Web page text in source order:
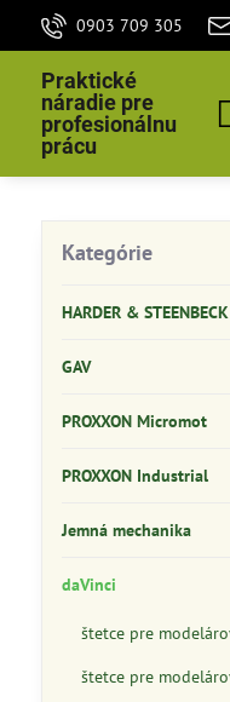
0903 709 305
Praktické
náradie pre
profesionálnu
prácu
Kategórie
HARDER & STEENBECK
GAV
PROXXON Micromot
PROXXON Industrial
Jemná mechanika
daVinci
štetce pre
štetce pre